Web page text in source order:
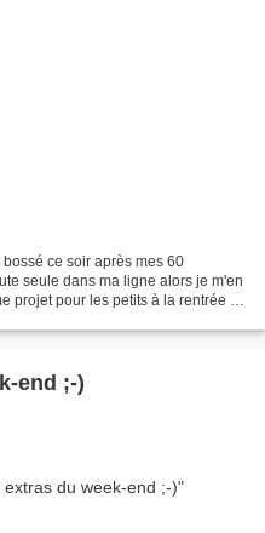
ce soir après mes 60
seule dans ma ligne alors je m'en
projet pour les petits à la rentrée je
end ;-)